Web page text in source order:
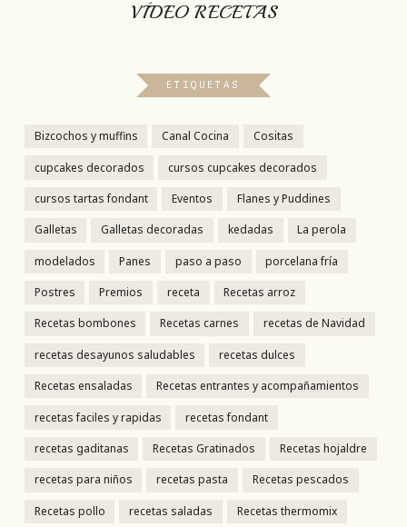
VÍDEO RECETAS
ETIQUETAS
Bizcochos y muffins Canal Cocina Cositas
cupcakes decorados cursos cupcakes decorados
cursos tartas fondant Eventos Flanes y Puddines
Galletas Galletas decoradas kedadas La perola
modelados Panes paso a paso porcelana fría
Postres Premios receta Recetas arroz
Recetas bombones Recetas carnes recetas de Navidad
recetas desayunos saludables recetas dulces
Recetas ensaladas Recetas entrantes y acompañamientos
recetas faciles y rapidas recetas fondant
recetas gaditanas Recetas Gratinados Recetas hojaldre
recetas para niños recetas pasta Recetas pescados
Recetas pollo recetas saladas Recetas thermomix